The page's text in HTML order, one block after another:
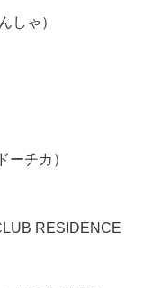
しゃ）
チカ）
RESIDENCE